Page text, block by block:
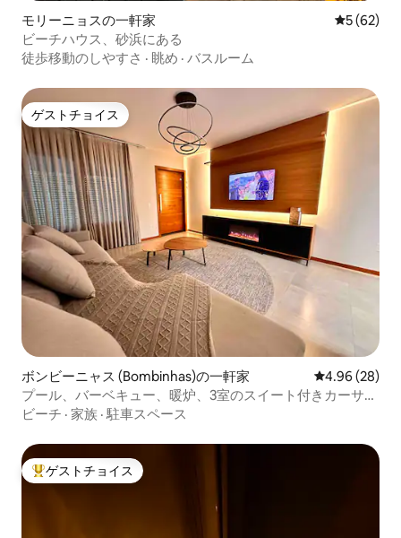
モリーニョスの一軒家 レビュー
5 (62)
ビーチハウス、砂浜にある
徒歩移動のしやすさ · 眺め · バスルーム
ゲストチョイス
ゲストチョイス
ボンビーニャス (Bombinhas)の一軒家 レビュー28
4.96 (28)
プール、バーベキュー、暖炉、3室のスイート付きカーサ
エスメラルダ
ビーチ · 家族 ·駐車スペース
大好評のゲストチョイスです。
ゲストチョイス